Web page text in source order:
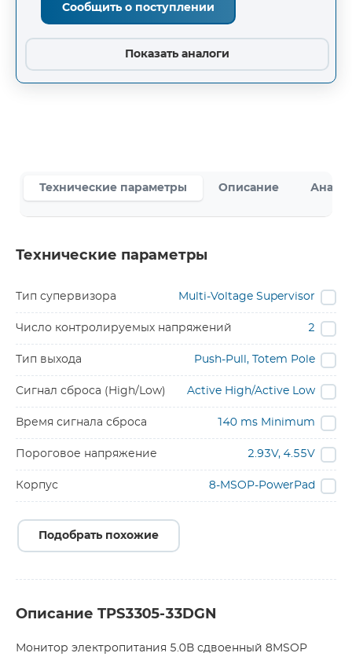
Сообщить о поступлении
Показать аналоги
Технические параметры Описание
Технические параметры
Тип супервизора Multi-Voltage Supervisor
Число контролируемых напряжений 2
Тип выхода Push-Pull, Totem Pole
Сигнал сброса (High/Low) Active High/Active Low
Время сигнала сброса 140 ms Minimum
Пороговое напряжение 2.93V, 4.55V
Корпус 8-MSOP-PowerPad
Подобрать похожие
Описание TPS3305-33DGN
Монитор электропитания 5.0В сдвоенный 8MSOP